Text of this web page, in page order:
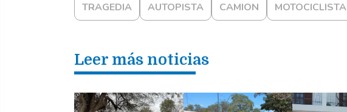
TRAGEDIA AUTOPISTA CAMION MOTOCICLISTA
Leer más noticias